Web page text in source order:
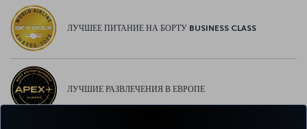
ЛУЧШЕЕ ПИТАНИЕ НА БОРТУ BUSINESS CLASS
ЛУЧШИЕ РАЗВЛЕЧЕНИЯ В ЕВРОПЕ